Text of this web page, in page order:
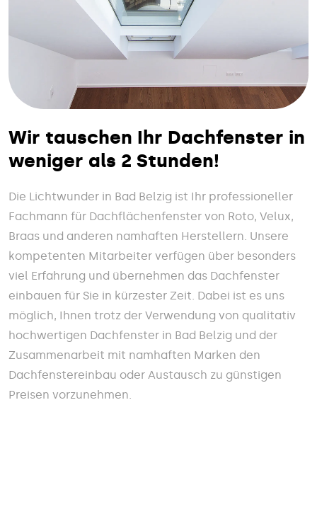
Wir tauschen Ihr Dachfenster in
weniger als 2 Stunden!
Die Lichtwunder in Bad Belzig ist Ihr professioneller
Fachmann für Dachflächenfenster von Roto, Velux,
Braas und anderen namhaften Herstellern. Unsere
kompetenten Mitarbeiter verfügen über besonders
viel Erfahrung und übernehmen das Dachfenster
einbauen für Sie in kürzester Zeit. Dabei ist es uns
möglich, Ihnen trotz der Verwendung von qualitativ
hochwertigen Dachfenster in Bad Belzig und der
Zusammenarbeit mit namhaften Marken den
Dachfenstereinbau oder Austausch zu günstigen
Preisen vorzunehmen.